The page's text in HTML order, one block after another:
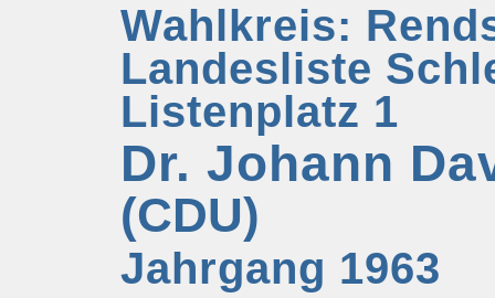
Wahlkreis:
Landesliste
Listenplatz 1
Dr. Johann
(CDU)
Jahrgang 1963